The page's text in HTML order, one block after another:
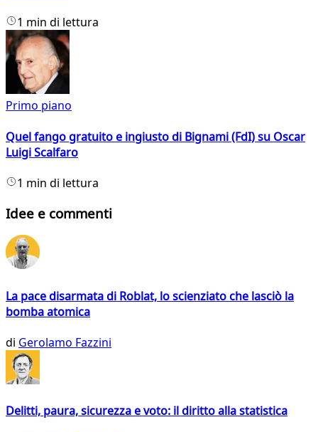
1 min di lettura
Primo piano
Quel fango gratuito e ingiusto di Bignami (FdI) su Oscar
Luigi Scalfaro
1 min di lettura
Idee e commenti
La pace disarmata di Roblat, lo scienziato che lasciò la
bomba atomica
di Gerolamo Fazzini
Delitti, paura, sicurezza e voto: il diritto alla statistica